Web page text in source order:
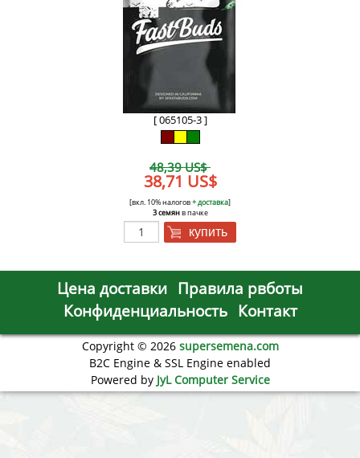
[ 065105-3 ]
48,39 US$
38,71 US$
[вкл. 10% налогов+ доставка]
3 семянв пачке
купить
Цена доставки Правила рвботы
Конфиденциальность Контакт
Copyright © 2026 supersemena.com
B2C Engine & SSL Engine enabled
Powered by JyL Computer Service